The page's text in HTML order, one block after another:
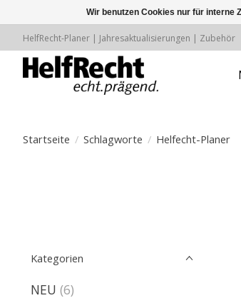
HelfRecht-Planer | Jahresaktualisierungen | Zubehör
Startseite / Schlagworte / Helfecht-Planer
Kategorien
NEU (6)
Wir benutzen Cookies nur für interne